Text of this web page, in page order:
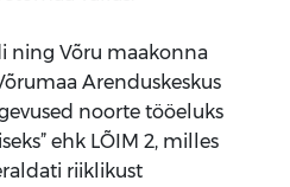
ning Võru maakonna
Arenduskeskus
noorte tööeluks
ehk LÕIM 2, milles
riiklikust